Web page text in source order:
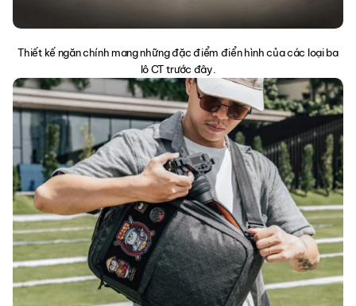
Thiết kế ngăn chính mang những đặc điểm điển hình của các loại ba
lô CT trước đây.